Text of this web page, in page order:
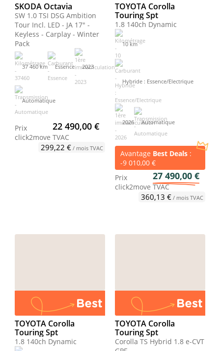
SKODA Octavia
SW 1.0 TSI DSG Ambition
Tour Incl. LED - JA 17" -
Keyless - Carplay - Winter
Pack
37 460 km Essence 2023
Automatique
Prix
click2move
22 490,00 €
TVAC
299,22 €/ mois TVAC
TOYOTA Corolla
Touring Spt
1.8 140ch Dynamic
10 km
Hybride : Essence/Electrique
2026 Automatique
Avantage Best Deals :
-9 010,00 €
Prix
click2move
27 490,00 €
TVAC
360,13 €/ mois TVAC
TOYOTA Corolla
Touring Spt
1.8 140ch Dynamic
TOYOTA Corolla
Touring Spt
Corolla TS Hybrid 1.8 e-CVT